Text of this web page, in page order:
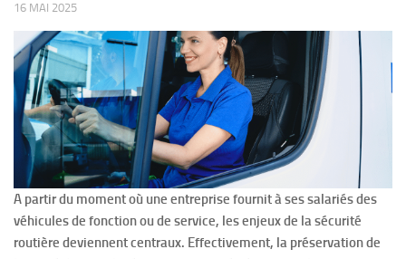
16 MAI 2025
A partir du moment où une entreprise fournit à ses salariés des
véhicules de fonction ou de service, les enjeux de la sécurité
routière deviennent centraux. Effectivement, la préservation de